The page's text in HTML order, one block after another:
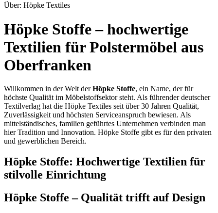
Über: Höpke Textiles
Höpke Stoffe – hochwertige
Textilien für Polstermöbel aus
Oberfranken
Willkommen in der Welt derHöpke Stoffe, ein Name, der für
höchste Qualität im Möbelstoffsektor steht. Als führender deutscher
Textilverlag hat die Höpke Textiles seit über 30 Jahren Qualität,
Zuverlässigkeit und höchsten Serviceanspruch bewiesen. Als
mittelständisches, familien geführtes Unternehmen verbinden man
hier Tradition und Innovation. Höpke Stoffe gibt es für den privaten
und gewerblichen Bereich.
Höpke Stoffe: Hochwertige Textilien für
stilvolle Einrichtung
Höpke Stoffe – Qualität trifft auf Design